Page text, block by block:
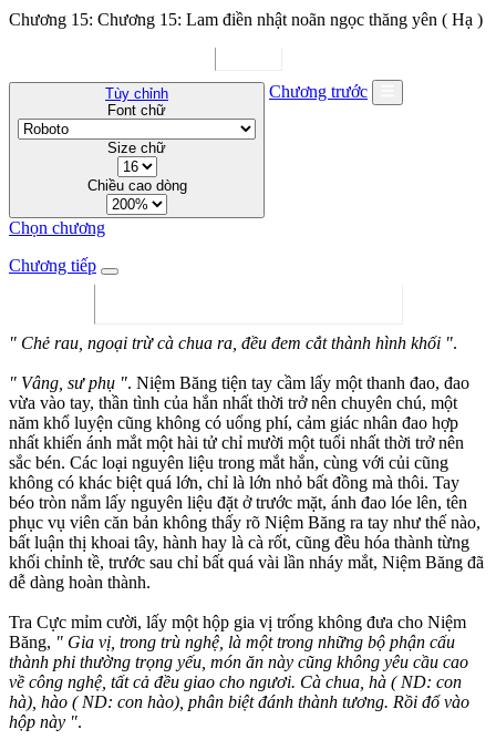
Chương 15: Chương 15: Lam điền nhật noãn ngọc thăng yên ( Hạ )
Tùy chỉnh
Font chữ
Size chữ
Chiều cao dòng
Chương trước
Chọn chương
Chương tiếp
" Chẻ rau, ngoại trừ cà chua ra, đều đem cắt thành hình khối ".
" Vâng, sư phụ ". Niệm Băng tiện tay cầm lấy một thanh đao, đao
vừa vào tay, thần tình của hắn nhất thời trở nên chuyên chú, một
năm khổ luyện cũng không có uổng phí, cảm giác nhân đao hợp
nhất khiến ánh mắt một hài tử chỉ mười một tuổi nhất thời trở nên
sắc bén. Các loại nguyên liệu trong mắt hắn, cùng với củi cũng
không có khác biệt quá lớn, chỉ là lớn nhỏ bất đồng mà thôi. Tay
béo tròn nắm lấy nguyên liệu đặt ở trước mặt, ánh đao lóe lên, tên
phục vụ viên căn bản không thấy rõ Niệm Băng ra tay như thế nào,
bất luận thị khoai tây, hành hay là cà rốt, cũng đều hóa thành từng
khối chỉnh tề, trước sau chỉ bất quá vài lần nháy mắt, Niệm Băng đã
dễ dàng hoàn thành.
Tra Cực mỉm cười, lấy một hộp gia vị trống không đưa cho Niệm
Băng, " Gia vị, trong trù nghệ, là một trong những bộ phận cấu
thành phi thường trọng yếu, món ăn này cũng không yêu cầu cao
về công nghệ, tất cả đều giao cho ngươi. Cà chua, hà ( ND: con
hà), hào ( ND: con hào), phân biệt đánh thành tương. Rồi đổ vào
hộp này ".